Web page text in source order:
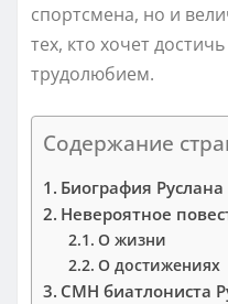
спортсмена, но и
тех, кто хочет
трудолюбием.
Содержание
Биография Руслана
Невероятное
О жизни
О достижениях
СМН биатлониста